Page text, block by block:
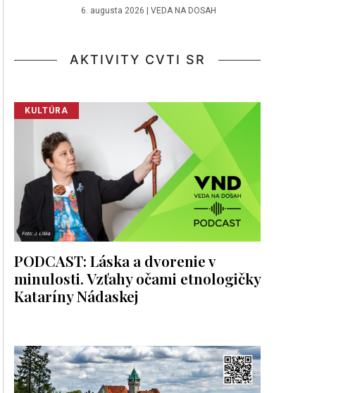
6. augusta 2026 | VEDA NA DOSAH
AKTIVITY CVTI SR
KULTÚRA
PODCAST: Láska a dvorenie v
minulosti. Vzťahy očami etnologičky
Kataríny Nádaskej